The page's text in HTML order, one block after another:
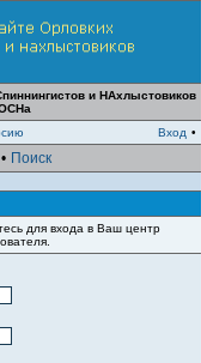
и НАхлыстовиков
Вход •
• Поиск
для входа в Ваш центр